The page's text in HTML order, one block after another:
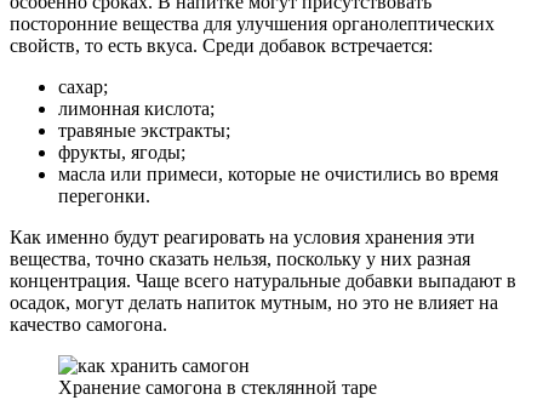
посторонние вещества для улучшения органолептических
свойств, то есть вкуса. Среди добавок встречается:
сахар;
лимонная кислота;
травяные экстракты;
фрукты, ягоды;
масла или примеси, которые не очистились во время
перегонки.
Как именно будут реагировать на условия хранения эти
вещества, точно сказать нельзя, поскольку у них разная
концентрация. Чаще всего натуральные добавки выпадают в
осадок, могут делать напиток мутным, но это не влияет на
качество самогона.
Хранение самогона в стеклянной таре